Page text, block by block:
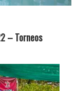
– Torneos